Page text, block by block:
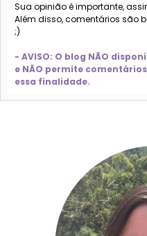
Sua opinião é importante,
Além disso, comentários são
;)
- AVISO: O blog NÃO
e NÃO permite
essa finalidade.